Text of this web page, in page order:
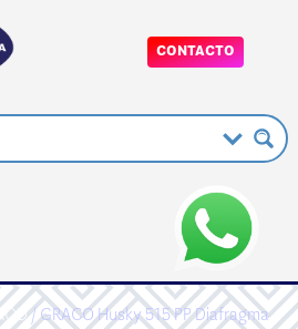
CONTACTO
/ GRACO Husky 515 PP Diafragma